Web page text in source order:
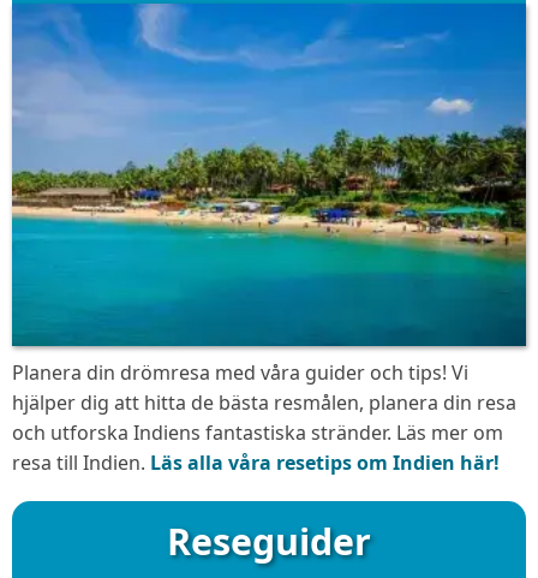
Planera din drömresa med våra guider och tips! Vi
hjälper dig att hitta de bästa resmålen, planera din resa
och utforska Indiens fantastiska stränder. Läs mer om
resa till Indien. Läs alla våra resetips om Indien här!
Reseguider